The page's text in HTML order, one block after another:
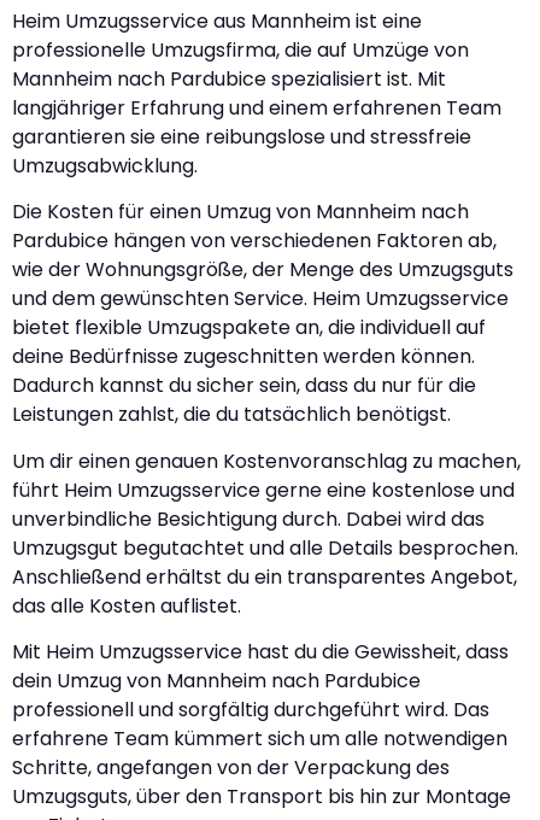
Heim Umzugsservice aus Mannheim ist eine
professionelle Umzugsfirma, die auf Umzüge von
Mannheim nach Pardubice spezialisiert ist. Mit
langjähriger Erfahrung und einem erfahrenen Team
garantieren sie eine reibungslose und stressfreie
Umzugsabwicklung.
Die Kosten für einen Umzug von Mannheim nach
Pardubice hängen von verschiedenen Faktoren ab,
wie der Wohnungsgröße, der Menge des Umzugsguts
und dem gewünschten Service. Heim Umzugsservice
bietet flexible Umzugspakete an, die individuell auf
deine Bedürfnisse zugeschnitten werden können.
Dadurch kannst du sicher sein, dass du nur für die
Leistungen zahlst, die du tatsächlich benötigst.
Um dir einen genauen Kostenvoranschlag zu machen,
führt Heim Umzugsservice gerne eine kostenlose und
unverbindliche Besichtigung durch. Dabei wird das
Umzugsgut begutachtet und alle Details besprochen.
Anschließend erhältst du ein transparentes Angebot,
das alle Kosten auflistet.
Mit Heim Umzugsservice hast du die Gewissheit, dass
dein Umzug von Mannheim nach Pardubice
professionell und sorgfältig durchgeführt wird. Das
erfahrene Team kümmert sich um alle notwendigen
Schritte, angefangen von der Verpackung des
Umzugsguts, über den Transport bis hin zur Montage